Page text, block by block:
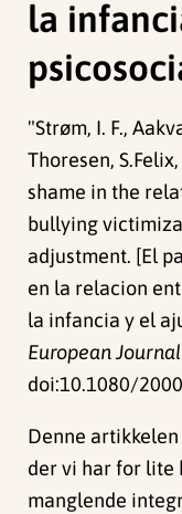
la
"Strøm, I. F.,
Thoresen, S.
shame in the
bullying
adjustment. [El
en la relacion
la infancia y el
European
doi:10.1080/
Denne
der vi har for lite
manglende